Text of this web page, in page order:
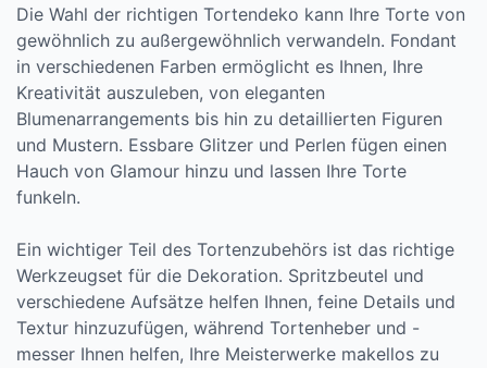
Die Wahl der richtigen Tortendeko kann Ihre Torte von
gewöhnlich zu außergewöhnlich verwandeln. Fondant
in verschiedenen Farben ermöglicht es Ihnen, Ihre
Kreativität auszuleben, von eleganten
Blumenarrangements bis hin zu detaillierten Figuren
und Mustern. Essbare Glitzer und Perlen fügen einen
Hauch von Glamour hinzu und lassen Ihre Torte
funkeln.
Ein wichtiger Teil des Tortenzubehörs ist das richtige
Werkzeugset für die Dekoration. Spritzbeutel und
verschiedene Aufsätze helfen Ihnen, feine Details und
Textur hinzuzufügen, während Tortenheber und -
messer Ihnen helfen, Ihre Meisterwerke makellos zu